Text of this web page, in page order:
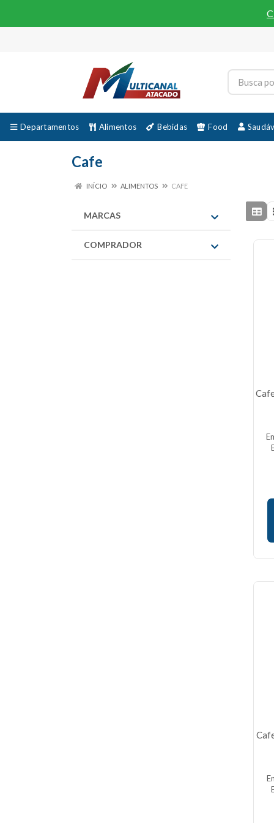
Departamentos Alimentos Bebidas Food
Cafe
INÍCIO ALIMENTOS CAFE
MARCAS
COMPRADOR